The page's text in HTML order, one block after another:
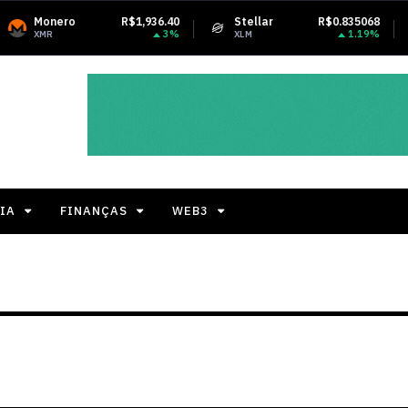
R$1,936.40
3%
Stellar R$0.835068
1.19%
Tether USDt
FINANÇAS WEB3